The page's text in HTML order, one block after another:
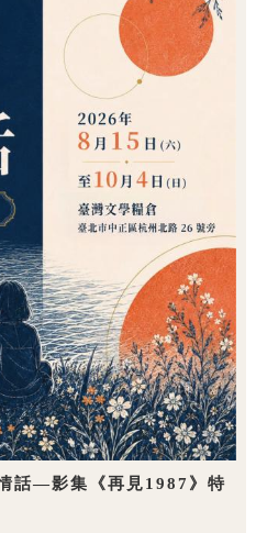
話—影集《再見1987》特